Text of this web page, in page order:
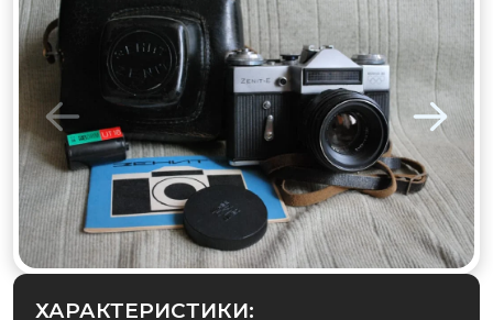
ХАРАКТЕРИСТИКИ: